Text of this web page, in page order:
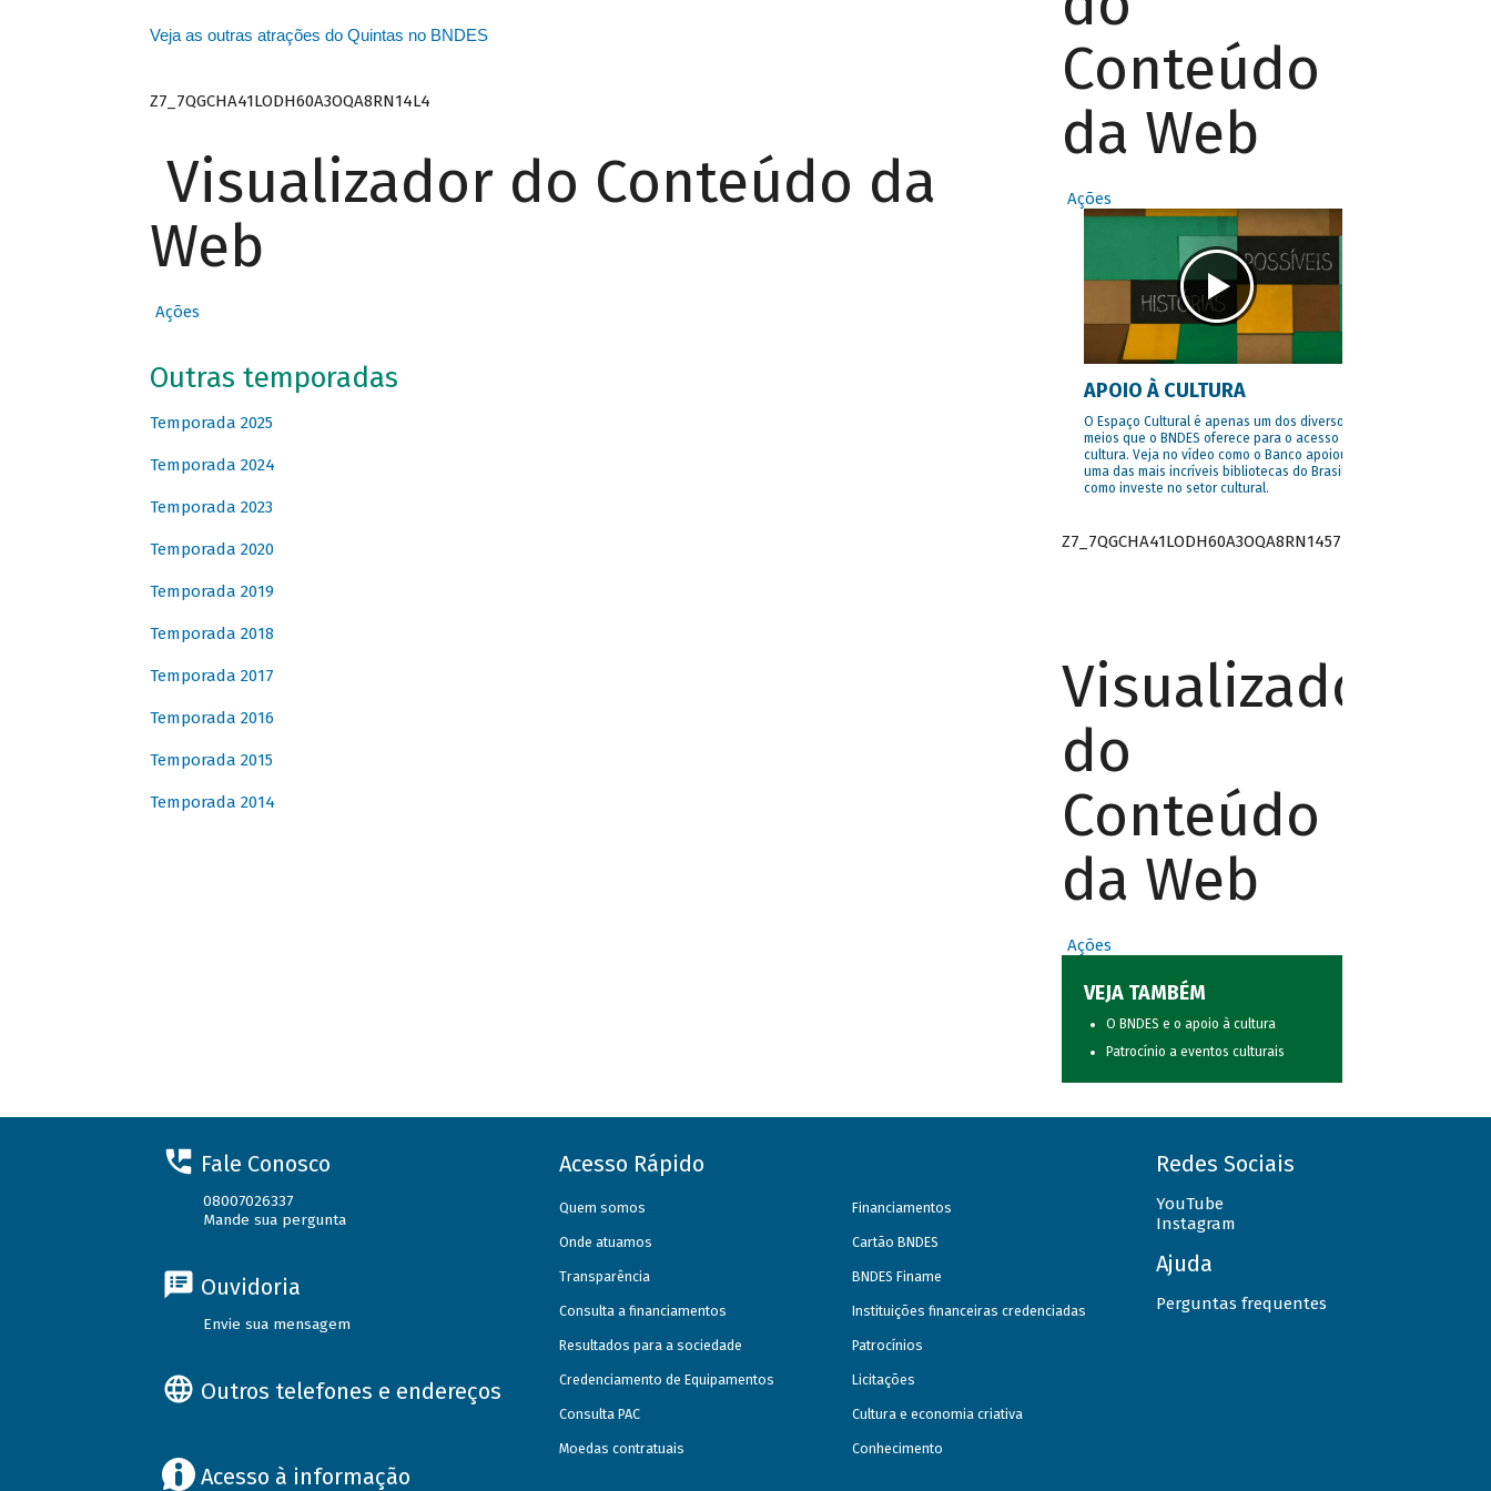
Veja as outras atrações do Quintas no BNDES
Z7_7QGCHA41LODH60A3OQA8RN14L4
Visualizador do Conteúdo da
Web
Ações
Outras temporadas
Temporada 2025
Temporada 2024
Temporada 2023
Temporada 2020
Temporada 2019
Temporada 2018
Temporada 2017
Temporada 2016
Temporada 2015
Temporada 2014
Conteúdo
da Web
Ações
APOIO À CULTURA
O Espaço Cultural é apenas um dos diversos
meios que o BNDES oferece para o acesso à
cultura. Veja no vídeo como o Banco apoiou
uma das mais incríveis bibliotecas do Brasil e
como investe no setor cultural.
Z7_7QGCHA41LODH60A3OQA8RN1457
Visualizador
do
Conteúdo
da Web
Ações
VEJA TAMBÉM
O BNDES e o apoio à cultura
Patrocínio a eventos culturais
Fale Conosco
08007026337
Mande sua pergunta
Ouvidoria
Envie sua mensagem
Outros telefones e endereços
Acesso à informação
Acesso Rápido
Quem somos
Onde atuamos
Transparência
Consulta a financiamentos
Resultados para a sociedade
Credenciamento de Equipamentos
Consulta PAC
Moedas contratuais
Financiamentos
Cartão BNDES
BNDES Finame
Instituições financeiras credenciadas
Patrocínios
Licitações
Cultura e economia criativa
Conhecimento
Redes Sociais
YouTube
Instagram
Ajuda
Perguntas frequentes